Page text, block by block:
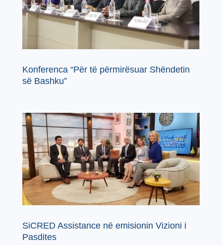
Konferenca “Për të përmirësuar Shëndetin
së Bashku”
SiCRED Assistance në emisionin Vizioni i
Pasdites